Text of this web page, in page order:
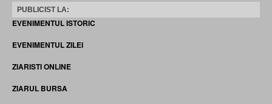
PUBLICIST LA:
EVENIMENTUL ISTORIC
EVENIMENTUL ZILEI
ZIARISTI ONLINE
ZIARUL BURSA